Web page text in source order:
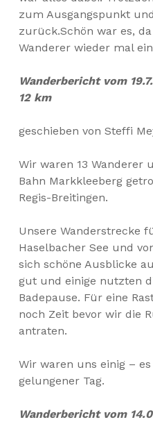
zum Ausgangspunkt
zurück.Schön war es,
Wanderer wieder mal
Wanderbericht vom
12 km
geschieben von Steffi
Wir waren 13 Wanderer
Bahn Markkleeberg
Regis-Breitingen.
Unsere Wanderstrecke
Haselbacher See und
sich schöne Ausblicke
gut und einige nutzten
Badepause. Für eine
noch Zeit bevor wir die
antraten.
Wir waren uns einig –
gelungener Tag.
Wanderbericht vom